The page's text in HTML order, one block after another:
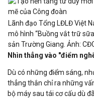
Lãnh đạo Tổng LĐLĐ Việt
mô hình “Buồng vắt trữ
sản Trường Giang. Ảnh:
Nhìn thẳng vào "điểm
Dù có những điểm sáng,
thẳng thắn chỉ ra những
bộ máy sau tái cơ cấu dù